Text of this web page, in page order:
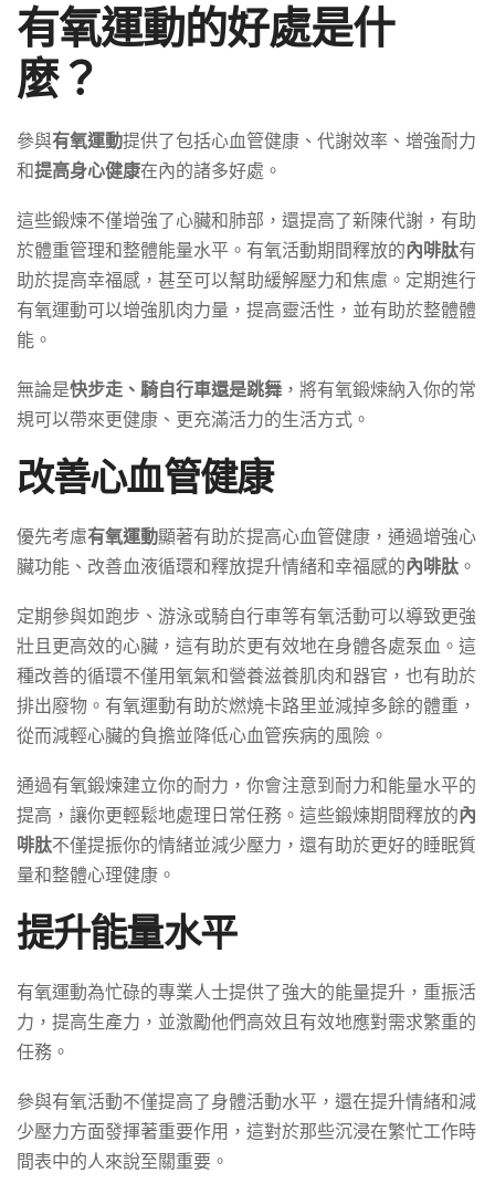
有氧運動的好處是什
麼？
參與有氧運動提供了包括心血管健康、代謝效率、增強耐力
和提高身心健康在內的諸多好處。
這些鍛煉不僅增強了心臟和肺部，還提高了新陳代謝，有助
於體重管理和整體能量水平。有氧活動期間釋放的內啡肽有
助於提高幸福感，甚至可以幫助緩解壓力和焦慮。定期進行
有氧運動可以增強肌肉力量，提高靈活性，並有助於整體體
能。
無論是快步走、騎自行車還是跳舞 ，將有氧鍛煉納入你的常
規可以帶來更健康、更充滿活力的生活方式。
改善心血管健康
優先考慮有氧運動顯著有助於提高心血管健康，通過增強心
臟功能、改善血液循環和釋放提升情緒和幸福感的內啡肽 。
定期參與如跑步、游泳或騎自行車等有氧活動可以導致更強
壯且更高效的心臟，這有助於更有效地在身體各處泵血。這
種改善的循環不僅用氧氣和營養滋養肌肉和器官，也有助於
排出廢物。有氧運動有助於燃燒卡路里並減掉多餘的體重，
從而減輕心臟的負擔並降低心血管疾病的風險。
通過有氧鍛煉建立你的耐力，你會注意到耐力和能量水平的
提高，讓你更輕鬆地處理日常任務。這些鍛煉期間釋放的內
啡肽不僅提振你的情緒並減少壓力，還有助於更好的睡眠質
量和整體心理健康。
提升能量水平
有氧運動為忙碌的專業人士提供了強大的能量提升，重振活
力，提高生產力，並激勵他們高效且有效地應對需求繁重的
任務。
參與有氧活動不僅提高了身體活動水平，還在提升情緒和減
少壓力方面發揮著重要作用，這對於那些沉浸在繁忙工作時
間表中的人來說至關重要。